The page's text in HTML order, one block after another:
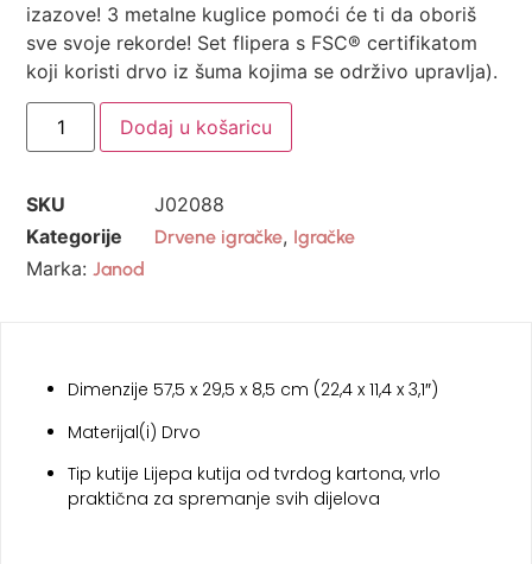
izazove! 3 metalne kuglice pomoći će ti da oboriš
sve svoje rekorde! Set flipera s FSC® certifikatom
koji koristi drvo iz šuma kojima se održivo upravlja).
Dodaj u košaricu
SKU
J02088
Kategorije
Drvene igračke, Igračke
Marka: Janod
Dimenzije 57,5 ​​x 29,5 x 8,5 cm (22,4 x 11,4 x 3,1″)
Materijal(i) Drvo
Tip kutije Lijepa kutija od tvrdog kartona, vrlo
praktična za spremanje svih dijelova